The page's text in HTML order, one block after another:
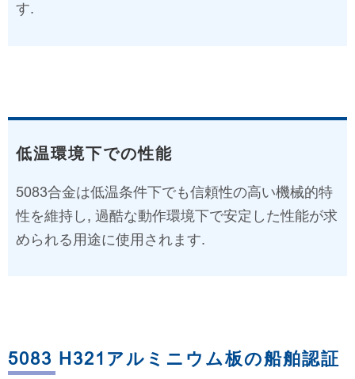
す.
低温環境下での性能
5083合金は低温条件下でも信頼性の高い機械的特
性を維持し, 過酷な動作環境下で安定した性能が求
められる用途に使用されます.
5083 H321アルミニウム板の船舶認証